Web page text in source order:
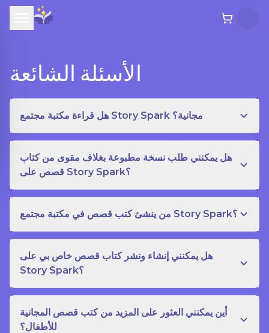
الأسئلة الشائعة
هل قراءة مكتبة مجتمع Story Spark مجانية؟
هل يمكنني طلب نسخة مطبوعة بغلاف مقوى من كتاب
قصص على Story Spark؟
من ينشئ كتب قصص في مكتبة مجتمع Story Spark؟
هل يمكنني إنشاء ونشر كتاب قصص خاص بي على
Story Spark؟
أين يمكنني العثور على المزيد من كتب قصص المجانية
للأطفال؟